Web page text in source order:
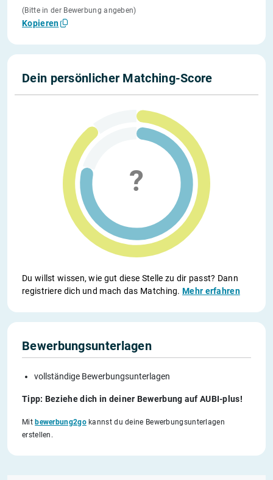
(Bitte in der Bewerbung angeben)
Kopieren
Dein persönlicher Matching-Score
Du willst wissen, wie gut diese Stelle zu dir passt? Dann
registriere dich und mach das Matching.Mehr erfahren
Bewerbungsunterlagen
vollständige Bewerbungsunterlagen
Tipp: Beziehe dich in deiner Bewerbung auf AUBI-plus!
Mit bewerbung2gokannst du deine Bewerbungsunterlagen
erstellen.